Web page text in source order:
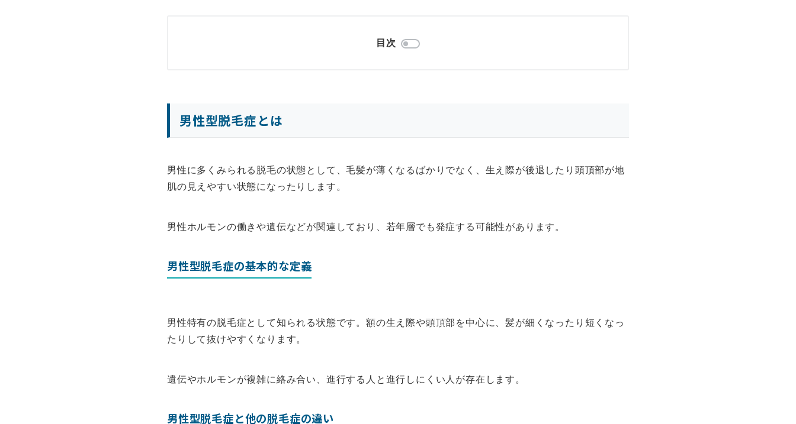
目次
男性型脱毛症とは
男性に多くみられる脱毛の状態として、毛髪が薄くなるばかりでなく、生え際が後退したり頭頂部が地
肌の見えやすい状態になったりします。
男性ホルモンの働きや遺伝などが関連しており、若年層でも発症する可能性があります。
男性型脱毛症の基本的な定義
男性特有の脱毛症として知られる状態です。額の生え際や頭頂部を中心に、髪が細くなったり短くなっ
たりして抜けやすくなります。
遺伝やホルモンが複雑に絡み合い、進行する人と進行しにくい人が存在します。
男性型脱毛症と他の脱毛症の違い